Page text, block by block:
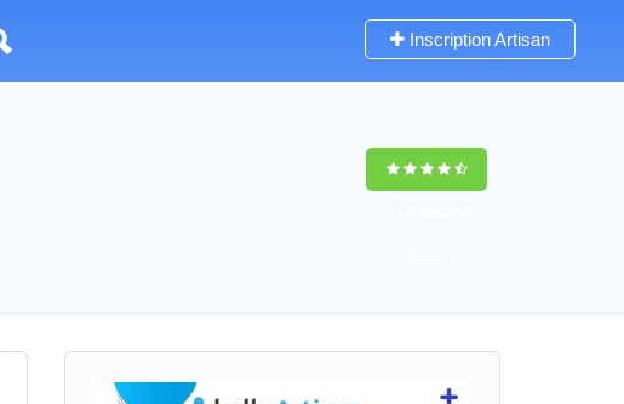
Inscription Artisan